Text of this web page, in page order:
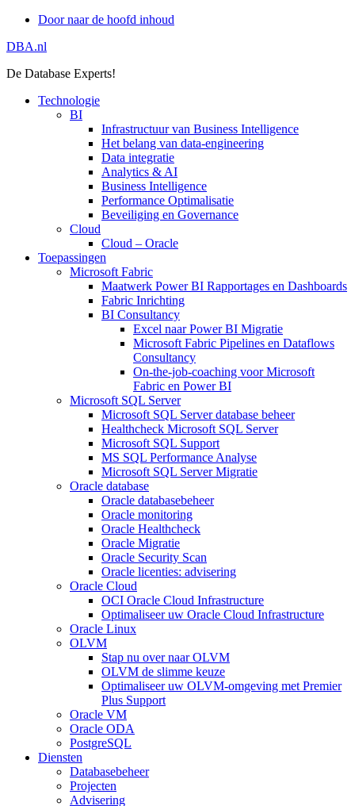
Door naar de hoofd inhoud
DBA.nl
De Database Experts!
Technologie
BI
Infrastructuur van Business Intelligence
Het belang van data-engineering
Data integratie
Analytics & AI
Business Intelligence
Performance Optimalisatie
Beveiliging en Governance
Cloud
Cloud – Oracle
Toepassingen
Microsoft Fabric
Maatwerk Power BI Rapportages en Dashboards
Fabric Inrichting
BI Consultancy
Excel naar Power BI Migratie
Microsoft Fabric Pipelines en Dataflows
Consultancy
On-the-job-coaching voor Microsoft
Fabric en Power BI
Microsoft SQL Server
Microsoft SQL Server database beheer
Healthcheck Microsoft SQL Server
Microsoft SQL Support
MS SQL Performance Analyse
Microsoft SQL Server Migratie
Oracle database
Oracle databasebeheer
Oracle monitoring
Oracle Healthcheck
Oracle Migratie
Oracle Security Scan
Oracle licenties: advisering
Oracle Cloud
OCI Oracle Cloud Infrastructure
Optimaliseer uw Oracle Cloud Infrastructure
Oracle Linux
OLVM
Stap nu over naar OLVM
OLVM de slimme keuze
Optimaliseer uw OLVM-omgeving met Premier
Plus Support
Oracle VM
Oracle ODA
PostgreSQL
Diensten
Databasebeheer
Projecten
Advisering